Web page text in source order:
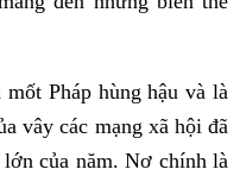
Pháp hùng hậu và là
vây các mạng xã hội đã
của năm. Nơ chính là